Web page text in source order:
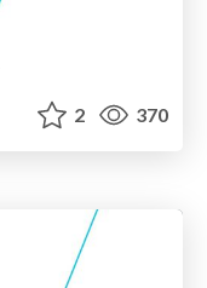
2 370